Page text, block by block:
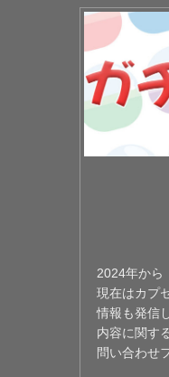
2024年から
現在はカプ
情報も発信
内容に関す
問い合わせ